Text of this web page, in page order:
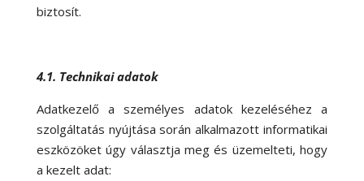
biztosít.
4.1. Technikai adatok
Adatkezelő a személyes adatok kezeléséhez a
szolgáltatás nyújtása során alkalmazott informatikai
eszközöket úgy választja meg és üzemelteti, hogy
a kezelt adat: